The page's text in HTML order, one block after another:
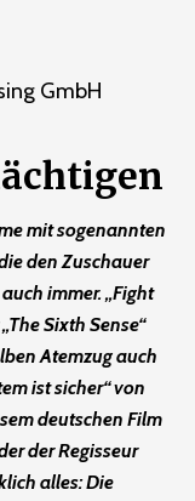
GmbH
mit sogenannten
den Zuschauer
immer. „Fight
Sixth Sense“
Atemzug auch
ist sicher“ von
deutschen Film
der Regisseur
alles: Die